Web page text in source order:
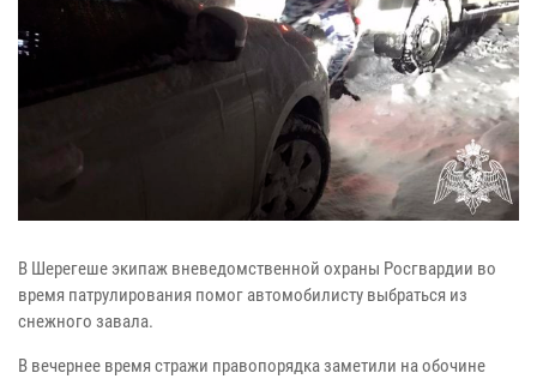
В Шерегеше экипаж вневедомственной охраны Росгвардии во
время патрулирования помог автомобилисту выбраться из
снежного завала.
В вечернее время стражи правопорядка заметили на обочине